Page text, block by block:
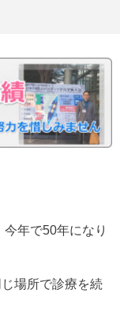
年で50年になり
場所で診療を続